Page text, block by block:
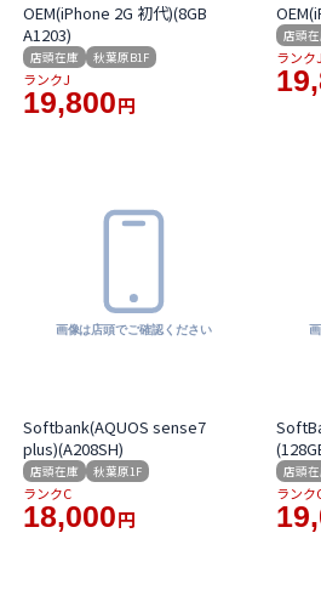
OEM(iPhone 2G 初代)(8GB
A1203)
店頭在庫 秋葉原B1F
ランクJ
19,800 円
店頭
ランクJ
Softbank(AQUOS sense7
plus)(A208SH)
店頭在庫 秋葉原1F
ランクC
18,000 円
店頭
ランク